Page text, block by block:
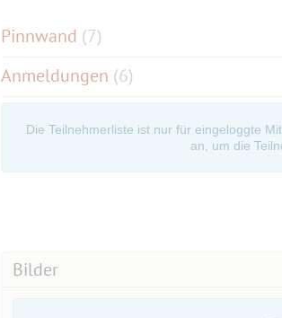
Pinnwand (7)
Anmeldungen (6)
Die Teilnehmerliste ist nur für eingeloggte
an, um die
Bilder